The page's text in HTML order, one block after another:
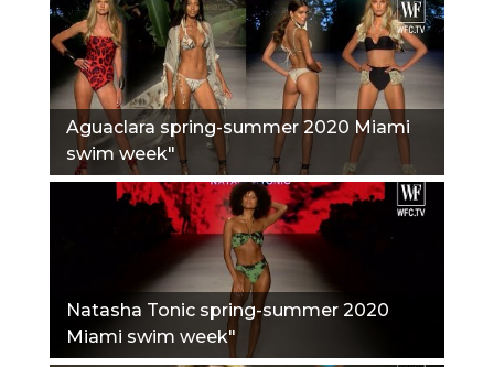
Aguaclara spring-summer 2020 Miami
swim week"
Natasha Tonic spring-summer 2020
Miami swim week"